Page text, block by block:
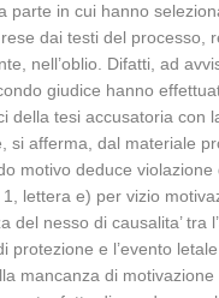
parte in cui hanno
dai testi del processo,
nell’oblio. Difatti, ad
giudice hanno
della tesi accusatoria con
si afferma, dal materiale
motivo deduce violazione
lettera e) per vizio
del nesso di causalita’ tra
protezione e l’evento
mancanza di motivazione